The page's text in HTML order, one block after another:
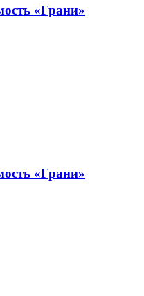
«Грани»
«Грани»